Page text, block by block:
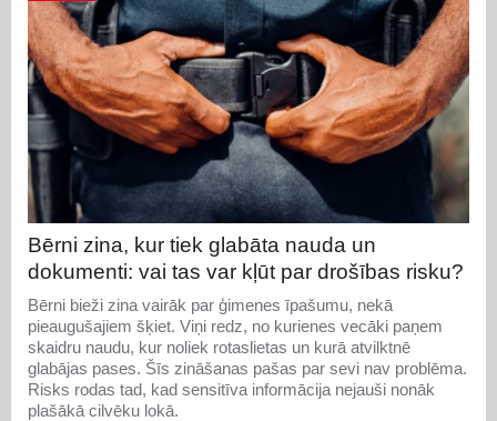
Bērni zina, kur tiek glabāta nauda un
dokumenti: vai tas var kļūt par drošības risku?
Bērni bieži zina vairāk par ģimenes īpašumu, nekā
pieaugušajiem šķiet. Viņi redz, no kurienes vecāki paņem
skaidru naudu, kur noliek rotaslietas un kurā atvilktnē
glabājas pases. Šīs zināšanas pašas par sevi nav problēma.
Risks rodas tad, kad sensitīva informācija nejauši nonāk
plašākā cilvēku lokā.